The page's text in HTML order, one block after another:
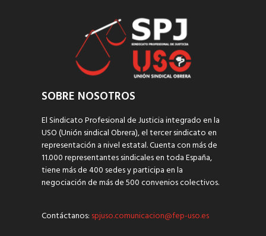
SOBRE NOSOTROS
El Sindicato Profesional de Justicia integrado en la
USO (Unión sindical Obrera), el tercer sindicato en
representación a nivel estatal. Cuenta con más de
11.000 representantes sindicales en toda España,
tiene más de 400 sedes y participa en la
negociación de más de 500 convenios colectivos.
Contáctanos: spjuso.comunicacion@fep-uso.es